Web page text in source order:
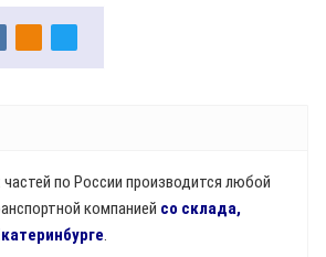
по России производится любой
компанией со склада,
.